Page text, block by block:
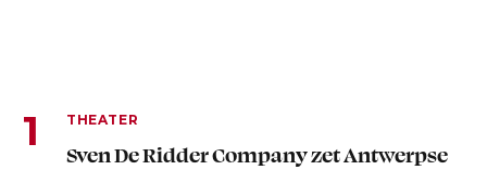
THEATER
Sven De Ridder Company zet Antwerpse